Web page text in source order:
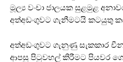
මූල්‍ය වංචා ජාලයක සුළමුළ
අත්අඩංගුවට ගැනීමටයි කටයුතු
අත්අඩංගුවට ගැනුණු සැකකාර චීන
ආපසු පිටුවහල් කිරීමට පියවර